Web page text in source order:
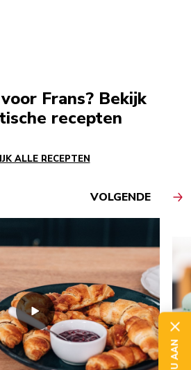
Frans? Bekijk
recepten
ALLE RECEPTEN
VOLGENDE